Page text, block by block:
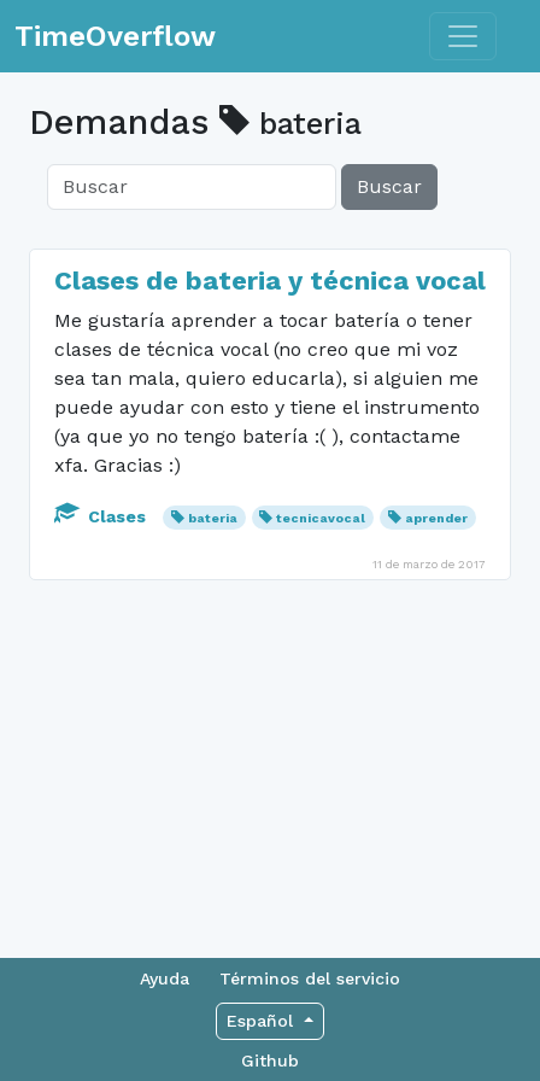
TimeOverflow Toggle
Demandas bateria
Buscar
Clases de bateria y técnica vocal
Me gustaría aprender a tocar batería o tener
clases de técnica vocal (no creo que mi voz
sea tan mala, quiero educarla), si alguien me
puede ayudar con esto y tiene el instrumento
(ya que yo no tengo batería :( ), contactame
xfa. Gracias :)
Clases bateria tecnicavocal aprender
11 de marzo de 2017
Ayuda Términos del servicio
Español
Github